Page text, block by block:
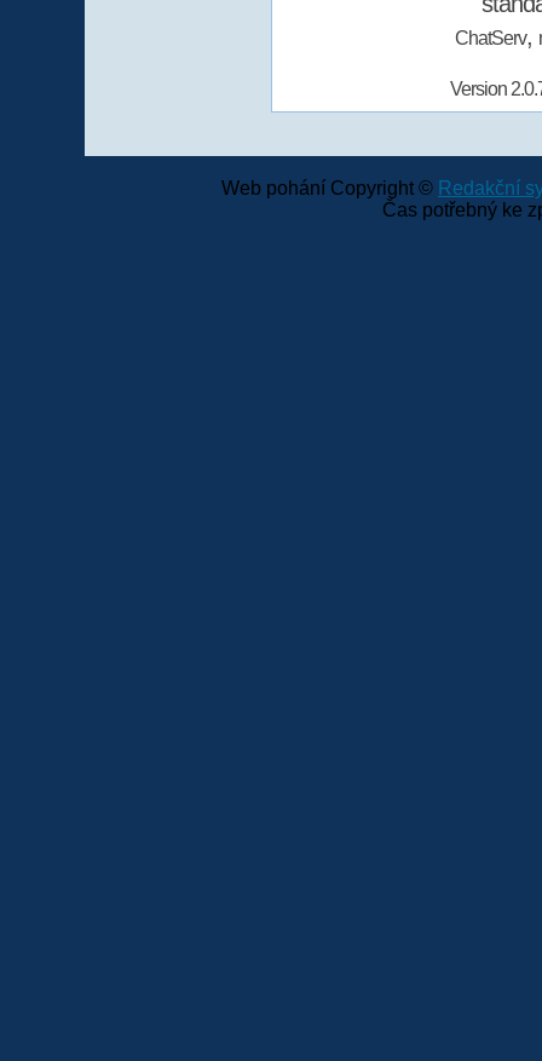
ChatServ,
Version
Web pohání Copyright © Redakční
Čas potřebný ke